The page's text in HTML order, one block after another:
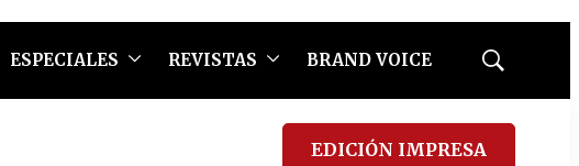
ESPECIALES REVISTAS BRAND VOICE
Mostrar
EDICIÓN IMPRESA